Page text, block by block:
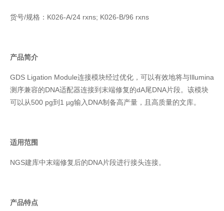
货号/规格：K026-A/24 rxns; K026-B/96 rxns
产品简介
GDS Ligation Module连接模块经过优化，可以有效地将与Illumina
测序兼容的DNA适配器连接到末端修复的dA尾DNA片段。该模块
可以从500 pg到1 µg输入DNA制备高产量，且高质量的文库。
适用范围
NGS建库中末端修复后的DNA片段进行接头连接。
产品特点